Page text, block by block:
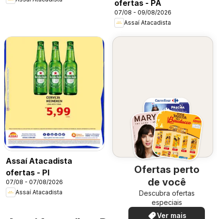
ofertas - PA
07/08 - 09/08/2026
Assaí Atacadista
Assaí Atacadista
ofertas - PI
07/08 - 07/08/2026
Assaí Atacadista
Ofertas perto
de você
Descubra ofertas
especiais
Ver mais